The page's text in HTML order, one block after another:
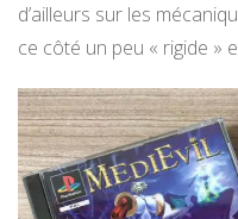
d’ailleurs sur les
ce côté un peu « rigide »